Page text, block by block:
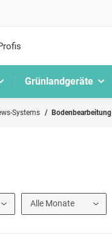
Grünlandgeräte
Systems Bodenbearbeitung